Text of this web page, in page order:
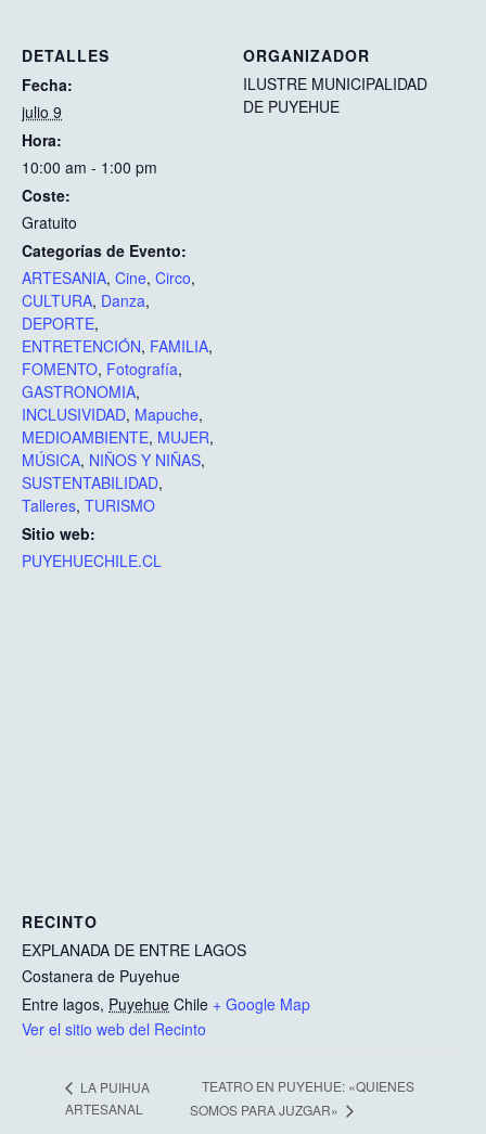
DETALLES
Fecha:
julio 9
Hora:
10:00 am - 1:00 pm
Coste:
Gratuito
Categorías de Evento:
ARTESANIA, Cine, Circo,
CULTURA, Danza,
DEPORTE,
ENTRETENCIÓN, FAMILIA,
FOMENTO, Fotografía,
GASTRONOMIA,
INCLUSIVIDAD, Mapuche,
MEDIOAMBIENTE, MUJER,
MÚSICA, NIÑOS Y NIÑAS,
SUSTENTABILIDAD,
Talleres, TURISMO
Sitio web:
PUYEHUECHILE.CL
ORGANIZADOR
ILUSTRE MUNICIPALIDAD
DE PUYEHUE
RECINTO
EXPLANADA DE ENTRE LAGOS
Costanera de Puyehue
Entre lagos, Puyehue Chile + Google Map
Ver el sitio web del Recinto
LA PUIHUA
ARTESANAL
TEATRO EN PUYEHUE: «QUIENES
SOMOS PARA JUZGAR»